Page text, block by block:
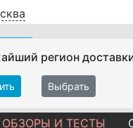
регион
Выбрать
ОБЗОРЫ И ТЕСТЫ